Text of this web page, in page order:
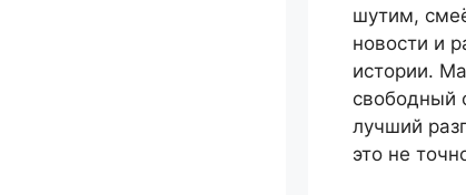
шутим,
новости и
истории.
свободный
лучший
это не